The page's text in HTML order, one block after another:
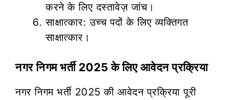
करने के लिए दस्तावेज़ जांच।
साक्षात्कार: उच्च पदों के लिए व्यक्तिगत
साक्षात्कार।
नगर निगम भर्ती 2025 के लिए आवेदन प्रक्रिया
नगर निगम भर्ती 2025 की आवेदन प्रक्रिया पूरी